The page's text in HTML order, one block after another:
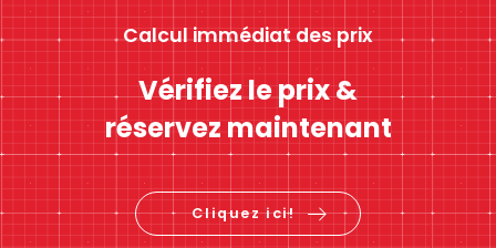
Calcul immédiat des prix
Vérifiez le prix &
réservez maintenant